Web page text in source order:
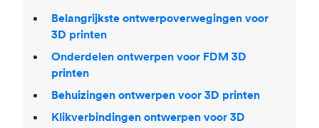
Belangrijkste ontwerpoverwegingen voor
3D printen
Onderdelen ontwerpen voor FDM 3D
printen
Behuizingen ontwerpen voor 3D printen
Klikverbindingen ontwerpen voor 3D